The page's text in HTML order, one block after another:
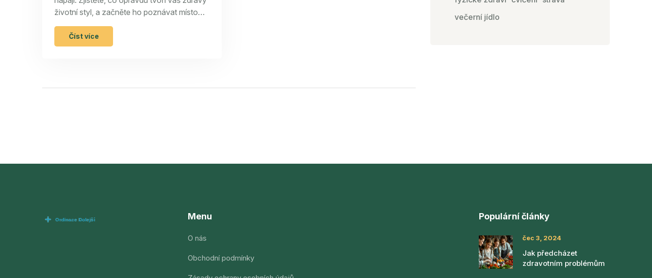
životní styl, a začněte ho poznávat místo
toho, abyste ho snažili změnit.
Číst více
večerní jídlo
Menu
O nás
Obchodní podmínky
Populární články
čec 3, 2024
Jak předcházet
zdravotním problémům